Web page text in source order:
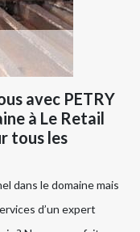
avec PETRY
à Le Retail
tous les
dans le domaine mais
d’un expert